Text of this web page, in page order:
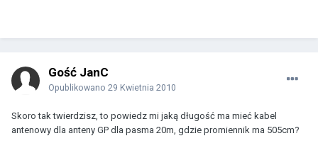
Gość JanC
Opublikowano 29 Kwietnia 2010
Skoro tak twierdzisz, to powiedz mi jaką długość ma mieć kabel
antenowy dla anteny GP dla pasma 20m, gdzie promiennik ma 505cm?